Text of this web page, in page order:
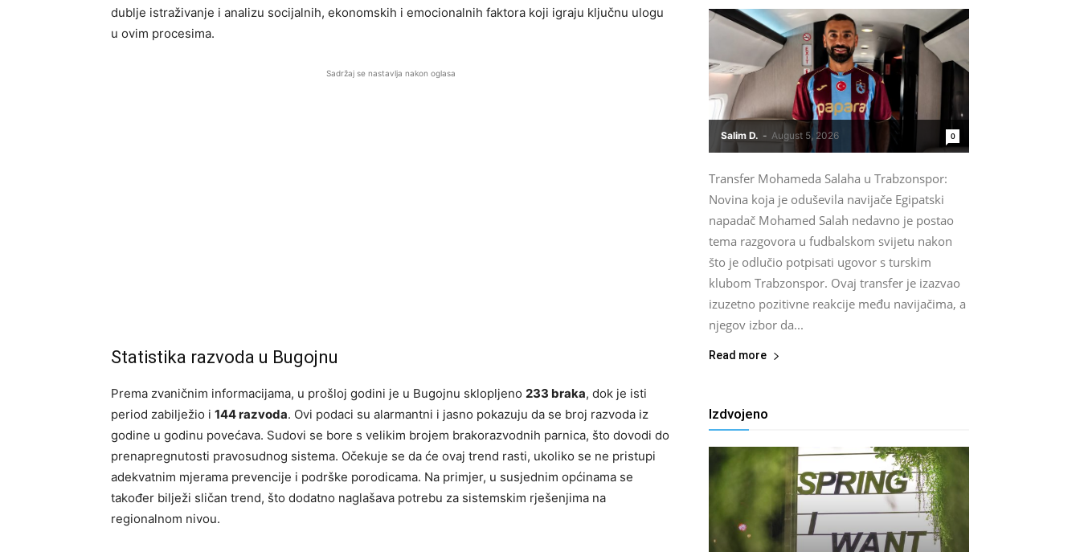
dublje istraživanje i analizu socijalnih, ekonomskih i emocionalnih faktora koji igraju ključnu ulogu
u ovim procesima.
Sadržaj se nastavlja nakon oglasa
Statistika razvoda u Bugojnu
Prema zvaničnim informacijama, u prošloj godini je u Bugojnu sklopljeno 233 braka, dok je isti
period zabilježio i 144 razvoda. Ovi podaci su alarmantni i jasno pokazuju da se broj razvoda iz
godine u godinu povećava. Sudovi se bore s velikim brojem brakorazvodnih parnica, što dovodi do
prenapregnutosti pravosudnog sistema. Očekuje se da će ovaj trend rasti, ukoliko se ne pristupi
adekvatnim mjerama prevencije i podrške porodicama. Na primjer, u susjednim općinama se
također bilježi sličan trend, što dodatno naglašava potrebu za sistemskim rješenjima na
regionalnom nivou.
Salim D. - August 5, 2026 0
Transfer Mohameda Salaha u Trabzonspor:
Novina koja je oduševila navijače Egipatski
napadač Mohamed Salah nedavno je postao
tema razgovora u fudbalskom svijetu nakon
što je odlučio potpisati ugovor s turskim
klubom Trabzonspor. Ovaj transfer je izazvao
izuzetno pozitivne reakcije među navijačima, a
njegov izbor da...
Read more
Izdvojeno